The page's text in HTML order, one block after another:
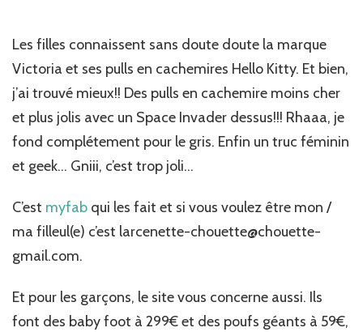
une
je
suis
un
geek…
Les filles connaissent sans doute doute la marque
Victoria et ses pulls en cachemires Hello Kitty. Et bien,
j’ai trouvé mieux!! Des pulls en cachemire moins cher
et plus jolis avec un Space Invader dessus!!! Rhaaa, je
fond complétement pour le gris. Enfin un truc féminin
et geek… Gniii, c’est trop joli…
C’est myfab qui les fait et si vous voulez être mon /
ma filleul(e) c’est larcenette-chouette@chouette-
gmail.com.
Et pour les garçons, le site vous concerne aussi. Ils
font des baby foot à 299€ et des poufs géants à 59€,